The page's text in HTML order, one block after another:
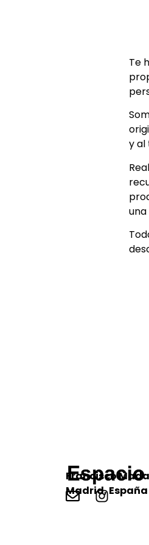
Te
y al
Francisco
Madrid, España